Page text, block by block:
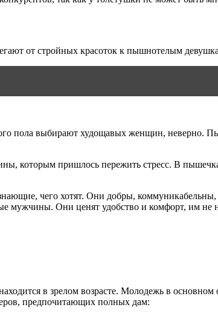
от стройных красоток к пышнотелым
пола выбирают худощавых женщин, неверно.
которым пришлось пережить стресс. В
чего хотят. Они добры, коммуникабельны,
мужчины. Они ценят удобство и комфорт, им
в зрелом возрасте. Молодежь в
предпочитающих полных дам: